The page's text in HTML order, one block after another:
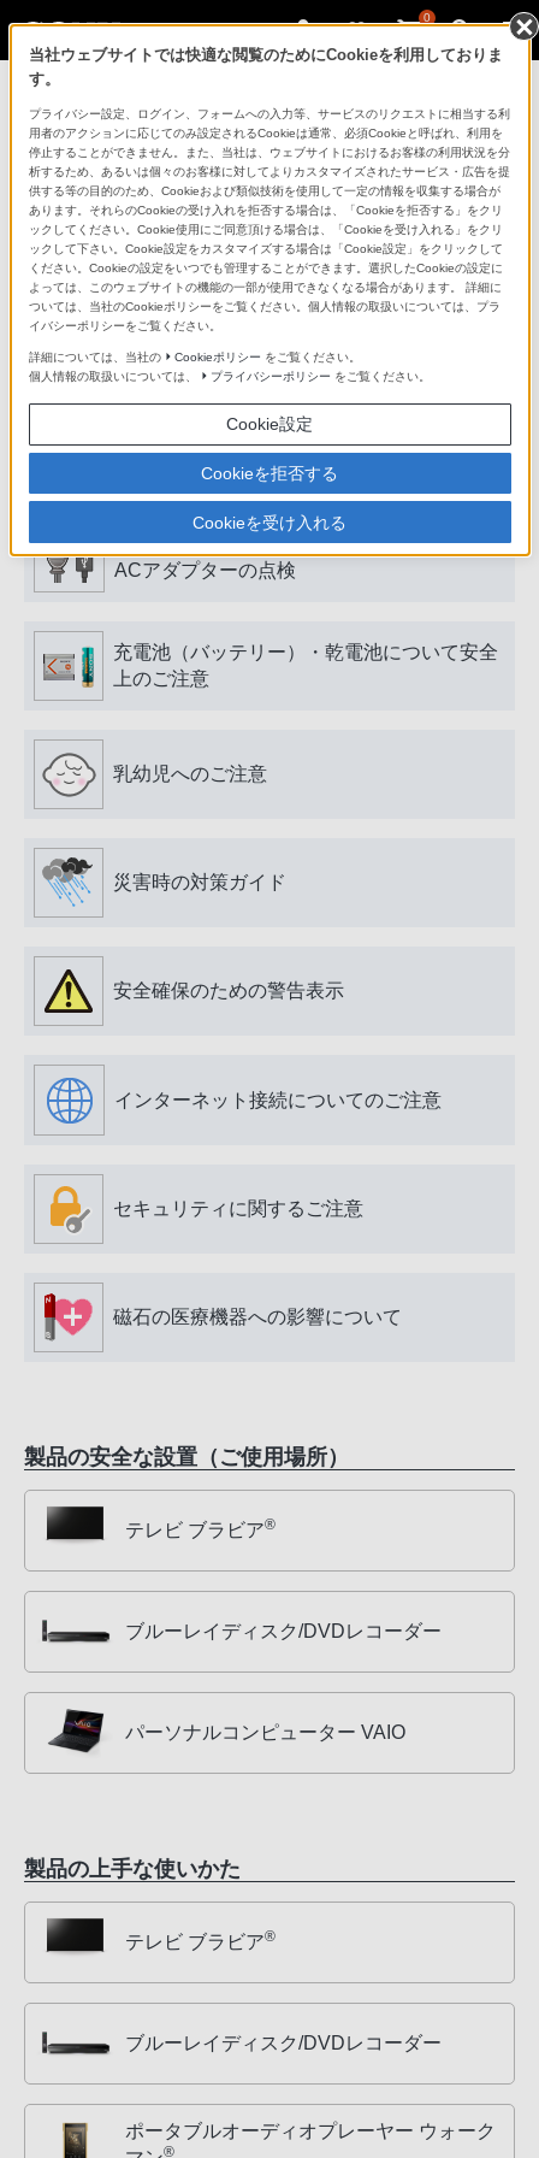
0
製品を安全に、安心してご使用いただ
くために
日常の清掃・点検が大切です。安全のため取扱説明書を
よく読みましょう。
製品に関する重要なお知らせ
安全で上手な使いかた
愛情点検のおすすめ
電源プラグ・コード、USB端子・ケーブル、
ACアダプターの点検
充電池（バッテリー）・乾電池について安全
上のご注意
乳幼児へのご注意
災害時の対策ガイド
安全確保のための警告表示
インターネット接続についてのご注意
セキュリティに関するご注意
磁石の医療機器への影響について
製品の安全な設置（ご使用場所）
テレビ ブラビア®
ブルーレイディスク/DVDレコーダー
パーソナルコンピューター VAIO
製品の上手な使いかた
テレビ ブラビア®
ブルーレイディスク/DVDレコーダー
ポータブルオーディオプレーヤー ウォーク
®
当社ウェブサイトでは快適な閲覧のためにCookieを利用しておりま
す。
プライバシー設定、ログイン、フォームへの入力等、サービスのリクエストに相当する利
用者のアクションに応じてのみ設定されるCookieは通常、必須Cookieと呼ばれ、利用を
停止することができません。また、当社は、ウェブサイトにおけるお客様の利用状況を分
析するため、あるいは個々のお客様に対してよりカスタマイズされたサービス・広告を提
供する等の目的のため、Cookieおよび類似技術を使用して一定の情報を収集する場合が
あります。それらのCookieの受け入れを拒否する場合は、「Cookieを拒否する」をクリ
ックしてください。Cookie使用にご同意頂ける場合は、「Cookieを受け入れる」をクリ
ックして下さい。Cookie設定をカスタマイズする場合は「Cookie設定」をクリックして
ください。Cookieの設定をいつでも管理することができます。選択したCookieの設定に
よっては、このウェブサイトの機能の一部が使用できなくなる場合があります。 詳細に
ついては、当社のCookieポリシーをご覧ください。個人情報の取扱いについては、プラ
イバシーポリシーをご覧ください。
詳細については、当社の Cookieポリシー をご覧ください。
個人情報の取扱いについては、
プライバシーポリシー をご覧ください。
Cookie設定
Cookieを拒否する
Cookieを受け入れる